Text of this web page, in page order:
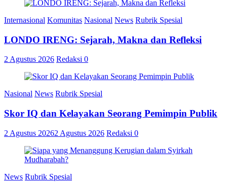
Internasional Komunitas Nasional News Rubrik Spesial
LONDO IRENG: Sejarah, Makna dan Refleksi
2 Agustus 2026 Redaksi 0
Nasional News Rubrik Spesial
Skor IQ dan Kelayakan Seorang Pemimpin Publik
2 Agustus 20262 Agustus 2026 Redaksi 0
News Rubrik Spesial